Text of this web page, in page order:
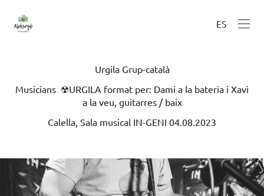
ES
Urgila Grup-català
Musicians ☢URGILA format per: Dami a la bateria i Xavi
a la veu, guitarres / baix
Calella, Sala musical IN-GENI 04.08.2023